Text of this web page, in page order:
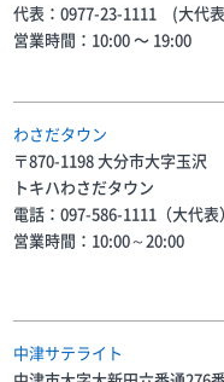
代表：0977-23-1111 (大代
営業時間：10:00 〜 19:00
わさだタウン
〒870-1198 大分市大字玉沢
トキハわさだタウン
電話：097-586-1111（大代表）
営業時間：10:00～20:00
中津サテライト